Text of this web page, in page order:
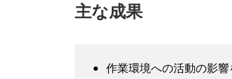
主な成果
作業環境への活動の影響